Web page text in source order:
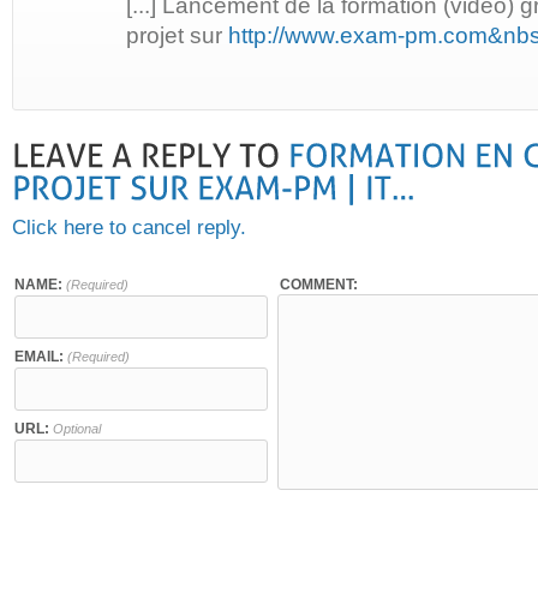
[...] Lancement de la formation (vidéo)
projet sur http://www.exam-
Click here to cancel reply.
NAME: (Required)
EMAIL: (Required)
URL: Optional
COMMENT: